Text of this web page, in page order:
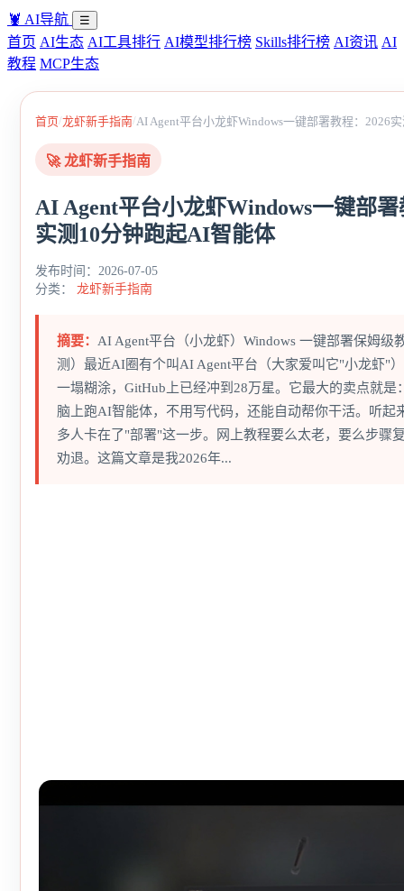
🦞 AI导航 ☰
首页 AI生态 AI工具排行 AI模型排行榜 Skills排行榜 AI资讯 AI
教程 MCP生态
首页/龙虾新手指南/AI Agent平台小龙虾Windows一键部署教程：2026
🚀 龙虾新手指南
AI Agent平台小龙虾Windows一键部署
实测10分钟跑起AI智能体
发布时间：2026-07-05
分类： 龙虾新手指南
摘要： AI Agent平台（小龙虾）Windows 一键部署保姆级
测）最近AI圈有个叫AI Agent平台（大家爱叫它"小龙虾"
一塌糊涂，GitHub上已经冲到28万星。它最大的卖点就是
脑上跑AI智能体，不用写代码，还能自动帮你干活。听起
多人卡在了"部署"这一步。网上教程要么太老，要么步骤
劝退。这篇文章是我2026年...